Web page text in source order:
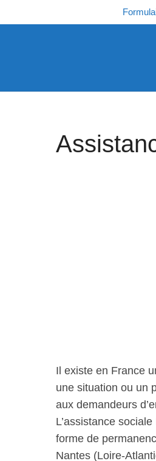
au
Il existe en France
une situation ou un
aux demandeurs
L’assistance
forme de
Nantes (Loire-